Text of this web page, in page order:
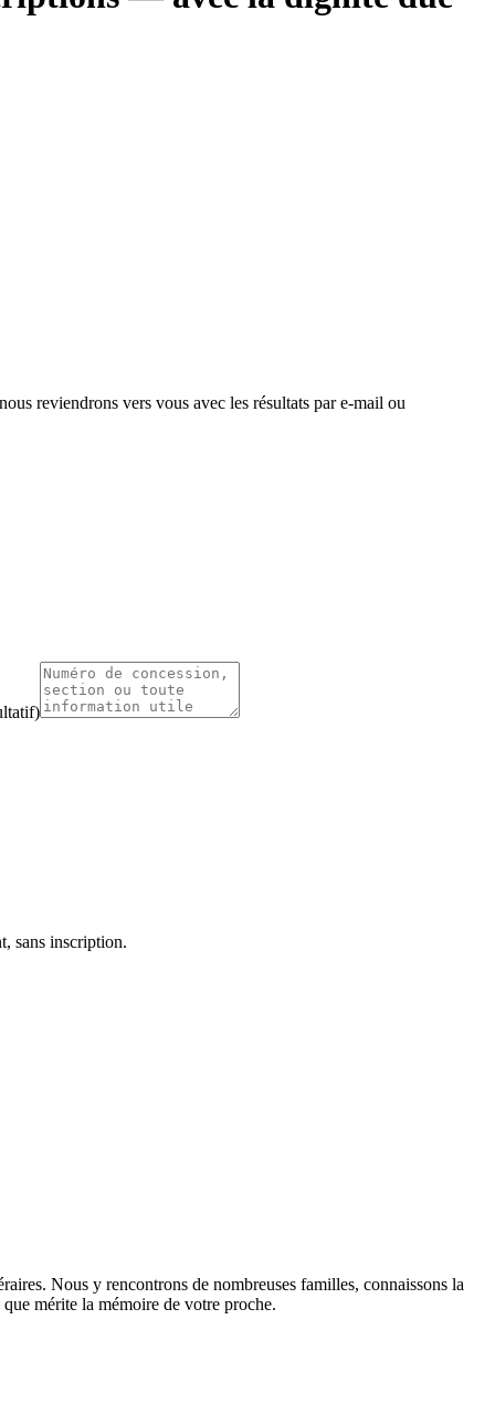
reviendrons vers vous avec les résultats par e-mail ou
sans inscription.
Nous y rencontrons de nombreuses familles, connaissons la
mérite la mémoire de votre proche.